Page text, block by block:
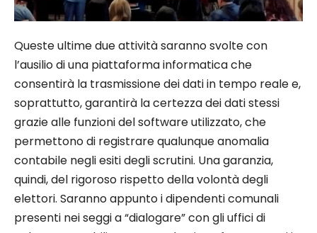
Queste ultime due attività saranno svolte con
l’ausilio di una piattaforma informatica che
consentirà la trasmissione dei dati in tempo reale e,
soprattutto, garantirà la certezza dei dati stessi
grazie alle funzioni del software utilizzato, che
permettono di registrare qualunque anomalia
contabile negli esiti degli scrutini. Una garanzia,
quindi, del rigoroso rispetto della volontà degli
elettori. Saranno appunto i dipendenti comunali
presenti nei seggi a “dialogare” con gli uffici di